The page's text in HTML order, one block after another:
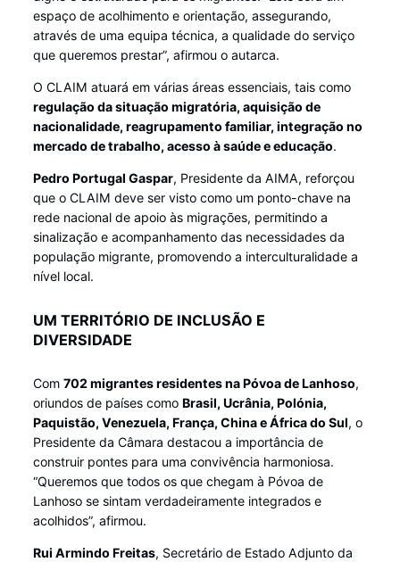
espaço de acolhimento e orientação, assegurando,
através de uma equipa técnica, a qualidade do serviço
que queremos prestar”, afirmou o autarca.
O CLAIM atuará em várias áreas essenciais, tais como
regulação da situação migratória, aquisição de
nacionalidade, reagrupamento familiar, integração no
mercado de trabalho, acesso à saúde e educação.
Pedro Portugal Gaspar, Presidente da AIMA, reforçou
que o CLAIM deve ser visto como um ponto-chave na
rede nacional de apoio às migrações, permitindo a
sinalização e acompanhamento das necessidades da
população migrante, promovendo a interculturalidade a
nível local.
UM TERRITÓRIO DE INCLUSÃO E
DIVERSIDADE
Com 702 migrantes residentes na Póvoa de Lanhoso,
oriundos de países como Brasil, Ucrânia, Polónia,
Paquistão, Venezuela, França, China e África do Sul, o
Presidente da Câmara destacou a importância de
construir pontes para uma convivência harmoniosa.
“Queremos que todos os que chegam à Póvoa de
Lanhoso se sintam verdadeiramente integrados e
acolhidos”, afirmou.
Rui Armindo Freitas, Secretário de Estado Adjunto da